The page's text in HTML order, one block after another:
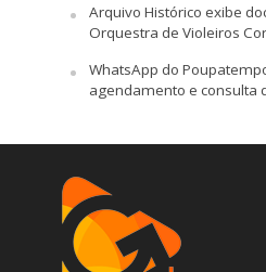
Arquivo Histórico exibe
Orquestra de Violeiros
WhatsApp do
agendamento e consulta